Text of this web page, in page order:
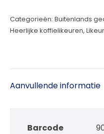
Categorieën: Buitenlands
Heerlijke koffielikeuren,
Aanvullende informatie
Barcode